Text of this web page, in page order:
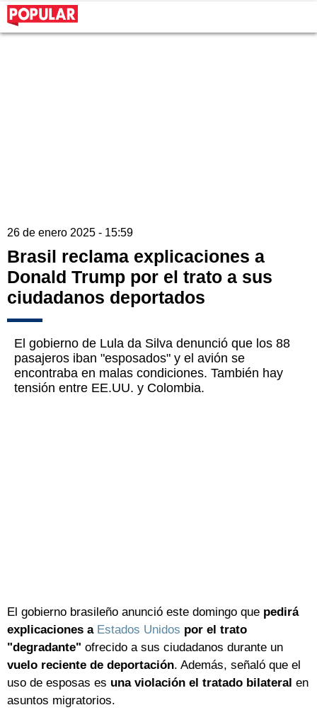
26 de enero 2025 - 15:59
Brasil reclama explicaciones a
Donald Trump por el trato a sus
ciudadanos deportados
El gobierno de Lula da Silva denunció que los 88
pasajeros iban "esposados" y el avión se
encontraba en malas condiciones. También hay
tensión entre EE.UU. y Colombia.
El gobierno brasileño anunció este domingo que pedirá
explicaciones a Estados Unidos por el trato
"degradante" ofrecido a sus ciudadanos durante un
vuelo reciente de deportación. Además, señaló que el
uso de esposas es una violación el tratado bilateral en
asuntos migratorios.